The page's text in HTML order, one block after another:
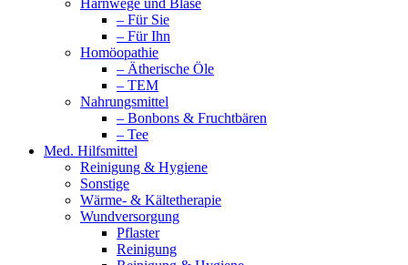
Harnwege und Blase
– Für Sie
– Für Ihn
Homöopathie
– Ätherische Öle
– TEM
Nahrungsmittel
– Bonbons & Fruchtbären
– Tee
Med. Hilfsmittel
Reinigung & Hygiene
Sonstige
Wärme- & Kältetherapie
Wundversorgung
Pflaster
Reinigung